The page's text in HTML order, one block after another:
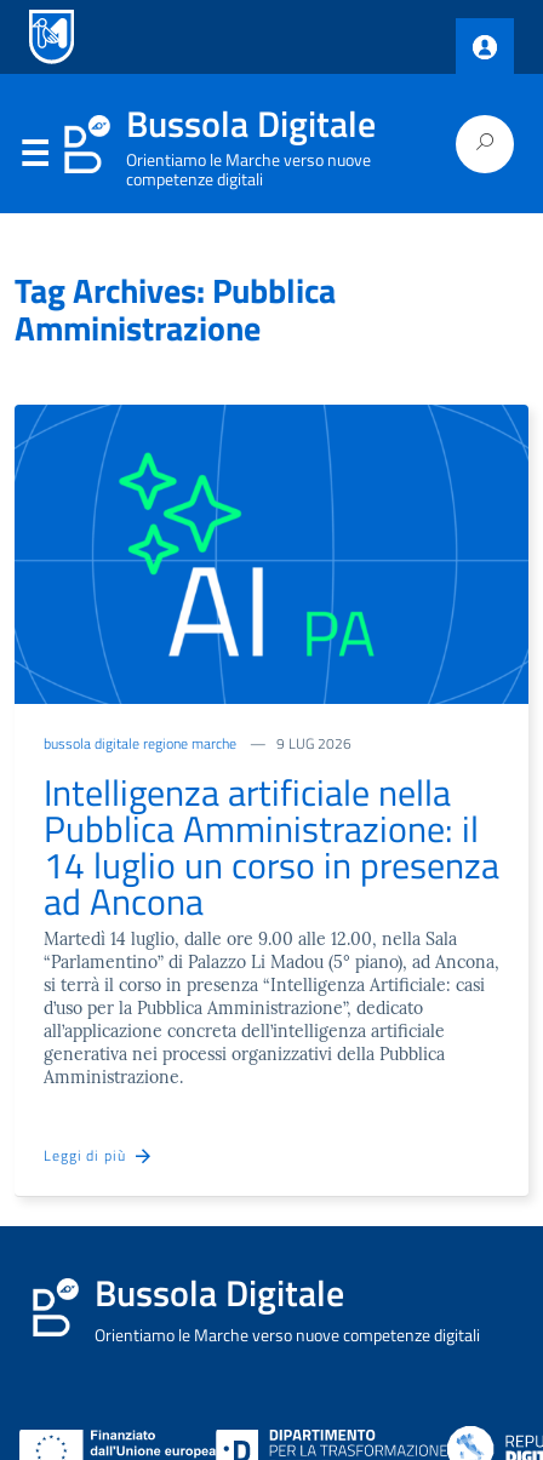
Bussola Digitale
Orientiamo le Marche verso nuove
competenze digitali
Tag Archives: Pubblica
Amministrazione
bussola digitale regione marche 9 LUG 2026
Intelligenza artificiale nella
Pubblica Amministrazione: il
14 luglio un corso in presenza
ad Ancona
Martedì 14 luglio, dalle ore 9.00 alle 12.00, nella Sala
“Parlamentino” di Palazzo Li Madou (5° piano), ad Ancona,
si terrà il corso in presenza “Intelligenza Artificiale: casi
d’uso per la Pubblica Amministrazione”, dedicato
all’applicazione concreta dell’intelligenza artificiale
generativa nei processi organizzativi della Pubblica
Amministrazione.
Leggi di più
Bussola Digitale
Orientiamo le Marche verso nuove competenze digitali